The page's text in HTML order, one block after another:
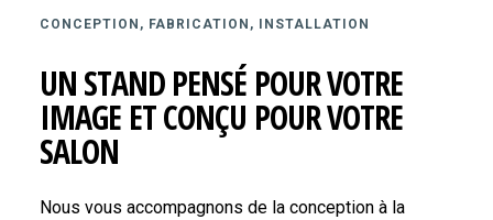
CONCEPTION, FABRICATION, INSTALLATION
UN STAND PENSÉ POUR VOTRE
IMAGE ET CONÇU POUR VOTRE
SALON
Nous vous accompagnons de la conception à la